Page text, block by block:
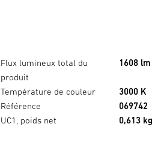
Flux lumineux total du
produit
1608 lm
Température de couleur
3000 K
Référence
069742
UC1, poids net
0,613 kg